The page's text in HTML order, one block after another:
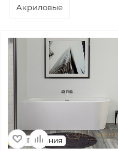
Акриловые
Германия